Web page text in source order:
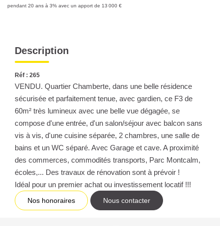
EN
pendant 20 ans à 3% avec un apport de 13 000 €
Description
Réf : 265
VENDU. Quartier Chamberte, dans une belle résidence
sécurisée et parfaitement tenue, avec gardien, ce F3 de
60m² très lumineux avec une belle vue dégagée, se
compose d'une entrée, d'un salon/séjour avec balcon sans
vis à vis, d'une cuisine séparée, 2 chambres, une salle de
bains et un WC séparé. Avec Garage et cave. A proximité
des commerces, commodités transports, Parc Montcalm,
écoles,... Des travaux de rénovation sont à prévoir !
Idéal pour un premier achat ou investissement locatif !!!
Nos honoraires Nous contacter